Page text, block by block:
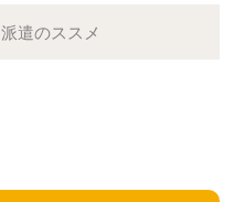
派遣のススメ